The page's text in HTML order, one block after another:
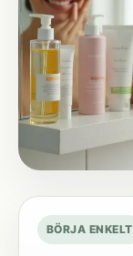
BÖRJA ENKELT